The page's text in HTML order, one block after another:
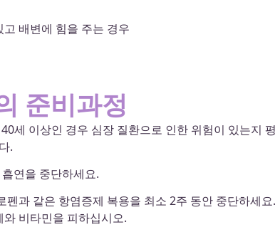
고 배변에 힘을 주는 경우
준비과정
세 이상인 경우 심장 질환으로 인한 위험이 있는지
.
연을 중단하세요.
펜과 같은 항염증제 복용을 최소 2주 동안 중단하세
비타민을 피하십시오.